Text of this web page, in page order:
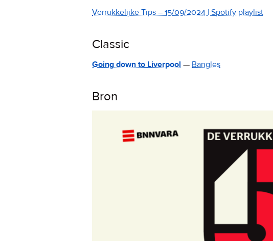
Verrukkelijke Tips – 15/09/2024 | Spotify playlist
Classic
Going down to Liverpool — Bangles
Bron